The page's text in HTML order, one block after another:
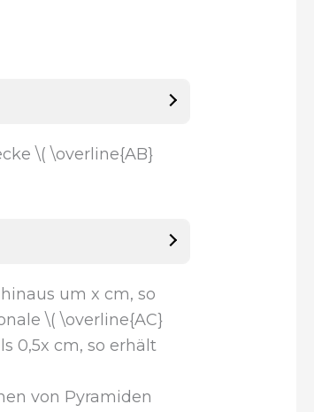
\( \overline{AB}
um x cm, so
\( \overline{AC}
0,5x cm, so erhält
von Pyramiden